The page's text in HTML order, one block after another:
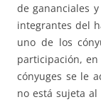
de gananciales
integrantes del
uno de los
participación, en
cónyuges se le
no está sujeta